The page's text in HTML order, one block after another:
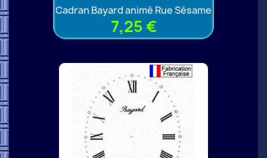
Cadran Bayard animé Rue Sésame
7,25 €